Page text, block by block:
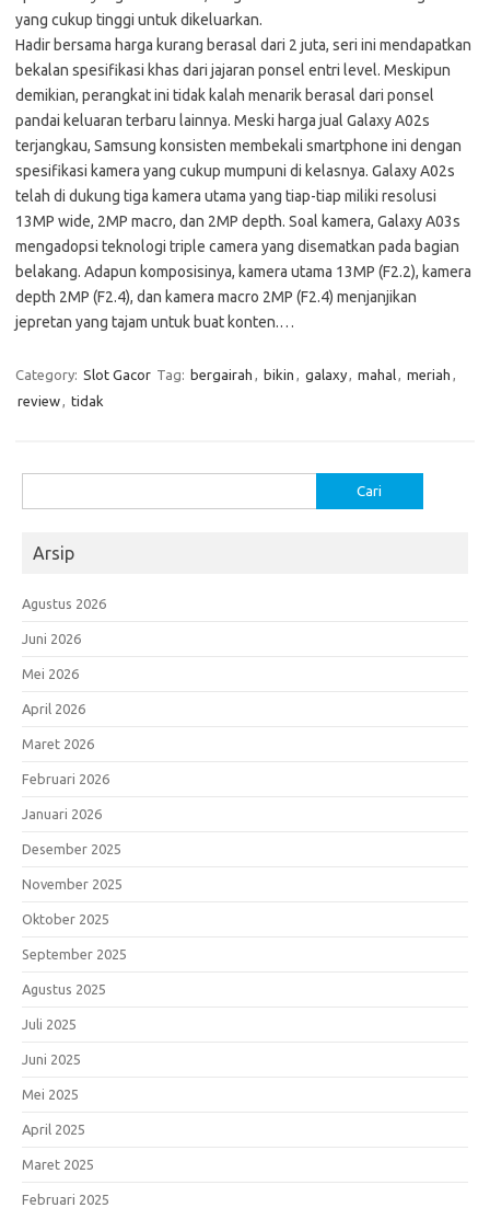
yang cukup tinggi untuk dikeluarkan.
Hadir bersama harga kurang berasal dari 2 juta, seri ini mendapatkan
bekalan spesifikasi khas dari jajaran ponsel entri level. Meskipun
demikian, perangkat ini tidak kalah menarik berasal dari ponsel
pandai keluaran terbaru lainnya. Meski harga jual Galaxy A02s
terjangkau, Samsung konsisten membekali smartphone ini dengan
spesifikasi kamera yang cukup mumpuni di kelasnya. Galaxy A02s
telah di dukung tiga kamera utama yang tiap-tiap miliki resolusi
13MP wide, 2MP macro, dan 2MP depth. Soal kamera, Galaxy A03s
mengadopsi teknologi triple camera yang disematkan pada bagian
belakang. Adapun komposisinya, kamera utama 13MP (F2.2), kamera
depth 2MP (F2.4), dan kamera macro 2MP (F2.4) menjanjikan
jepretan yang tajam untuk buat konten.…
Category: Slot Gacor Tag: bergairah bikin galaxy mahal meriah
review
tidak
untuk:
Arsip
Agustus 2026
Juni 2026
Mei 2026
April 2026
Maret 2026
Februari 2026
Januari 2026
Desember 2025
November 2025
Oktober 2025
September 2025
Agustus 2025
Juli 2025
Juni 2025
Mei 2025
April 2025
Maret 2025
Februari 2025